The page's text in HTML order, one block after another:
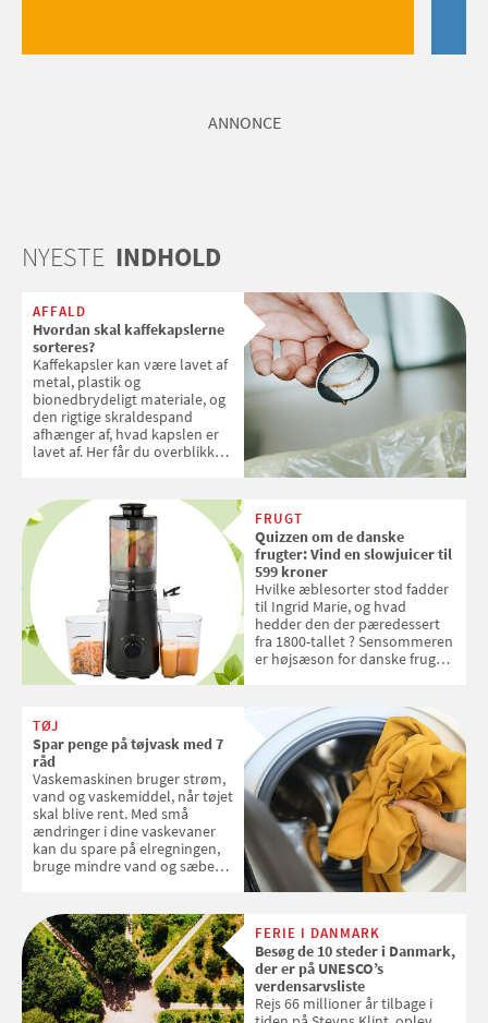
ANNONCE
NYESTE INDHOLD
AFFALD
Hvordan skal kaffekapslerne
sorteres?
Kaffekapsler kan være lavet af
metal, plastik og
bionedbrydeligt materiale, og
den rigtige skraldespand
afhænger af, hvad kapslen er
lavet af. Her får du overblikket
FRUGT
Quizzen om de danske
frugter: Vind en slowjuicer til
599 kroner
Hvilke æblesorter stod fadder
til Ingrid Marie, og hvad
hedder den der pæredessert
fra 1800-tallet ? Sensommeren
er højsæson for danske fruger,
favoritter. Det fejrer Samvirke
med en quiz om alt det danske
frugt, vi elsker. Konkurrencen
slutter fredag d. 18. september
2026
TØJ
Spar penge på tøjvask med 7
råd
Vaskemaskinen bruger strøm,
vand og vaskemiddel, når tøjet
skal blive rent. Med små
ændringer i dine vaskevaner
kan du spare på elregningen,
bruge mindre vand og sæbe
enkle råd til at spare penge på
tøjvasken
FERIE I DANMARK
Besøg de 10 steder i Danmark,
der er på UNESCO’s
verdensarvsliste
Rejs 66 millioner år tilbage i